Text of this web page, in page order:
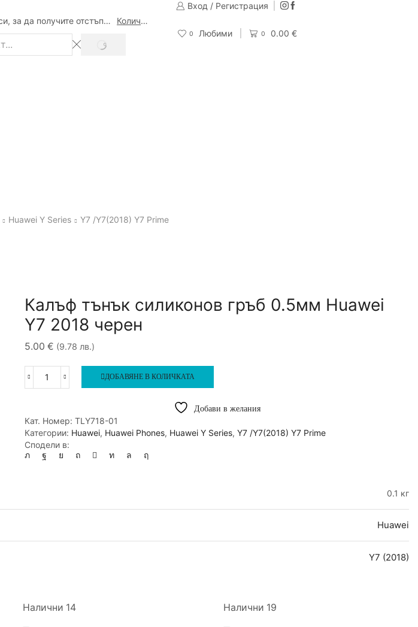
Вход / Регистрация
Използвайте промо кода си, за да получите отстъпка
Количка
SEARCH
0 Любими 0 0.00 €
Huawei Y Series Y7 /Y7(2018) Y7 Prime
Калъф тънък силиконов гръб 0.5мм Huawei
Y7 2018 черен
5.00 € (9.78 лв.)
количество
тънък
силиконов
гръб
0.5мм
ДОБАВЯНЕ В КОЛИЧКАТА
Добави в желания
Кат. Номер: TLY718-01
Категории: Huawei, Huawei Phones, Huawei Y Series, Y7 /Y7(2018) Y7 Prime
Сподели в:
0.1 кг
Huawei
Y7 (2018)
Налични 14 Налични 19